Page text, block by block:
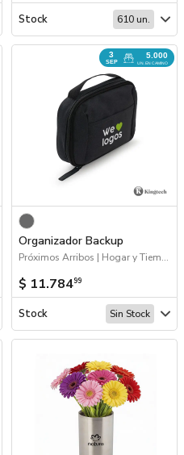
Stock 610 un.
3
SEP
5.000
UN. EN CAMINO
Organizador Backup
Próximos Arribos | Hogar y Tiempo Libre | Escritorio
$ 11.78499
Stock Sin Stock